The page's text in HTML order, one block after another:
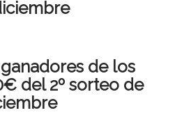
de los
del 2º sorteo de